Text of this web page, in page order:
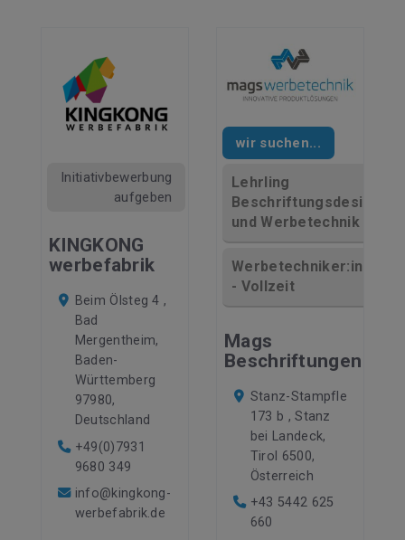
Initiativbewerbung
aufgeben
KINGKONG
werbefabrik
Beim Ölsteg 4 ,
Bad
Mergentheim,
Baden-
Württemberg
97980,
Deutschland
+49(0)7931
9680 349
info@kingkong-
werbefabrik.de
wir suchen...
Lehrling
Beschriftungsdesign
und Werbetechnik
Werbetechniker:in
- Vollzeit
Mags
Beschriftungen
Stanz-Stampfle
173 b , Stanz
bei Landeck,
Tirol 6500,
Österreich
+43 5442 625
660